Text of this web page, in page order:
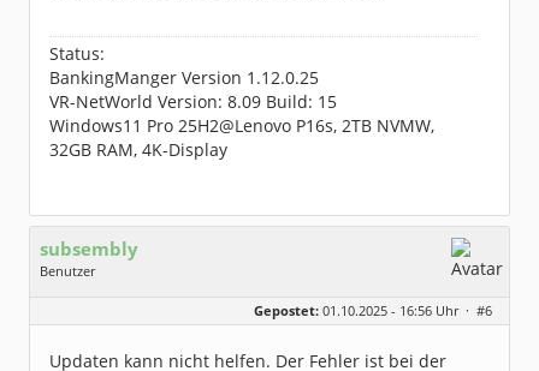
Status:
BankingManger Version 1.12.0.25
VR-NetWorld Version: 8.09 Build: 15
Windows11 Pro 25H2@Lenovo P16s, 2TB NVMW,
32GB RAM, 4K-Display
subsembly
Benutzer
Homepage:
subsembly.com/
Dabei seit:
11 / 2004
Gepostet: 01.10.2025 - 16:56 Uhr · #6
Updaten kann nicht helfen. Der Fehler ist bei der